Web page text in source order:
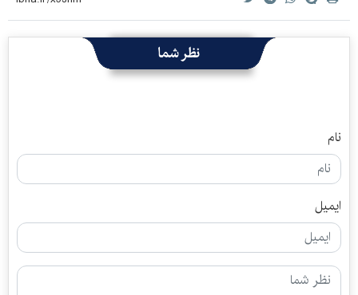
نظر شما
نام
ایمیل